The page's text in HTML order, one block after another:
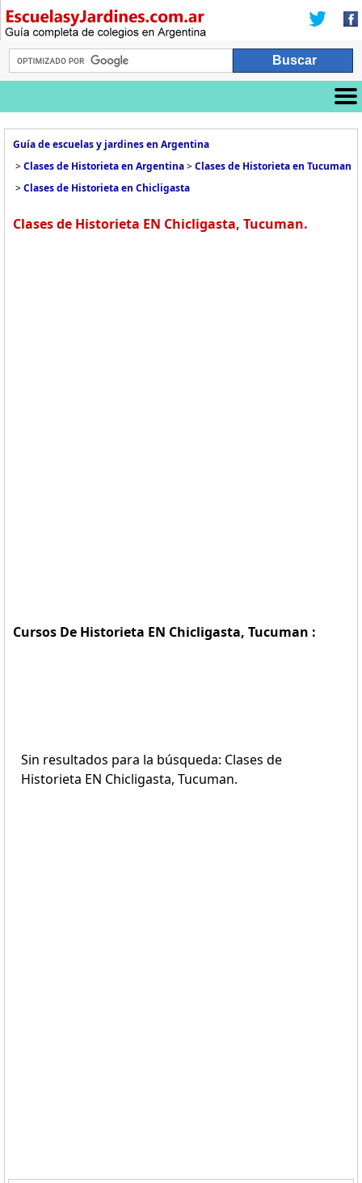
Guía de escuelas y jardines en Argentina
>Clases de Historieta en Argentina>Clases de Historieta en Tucuman
>Clases de Historieta en Chicligasta
Clases de Historieta EN Chicligasta, Tucuman.
Cursos De Historieta EN Chicligasta, Tucuman :
Sin resultados para la búsqueda: Clases de
Historieta EN Chicligasta, Tucuman.